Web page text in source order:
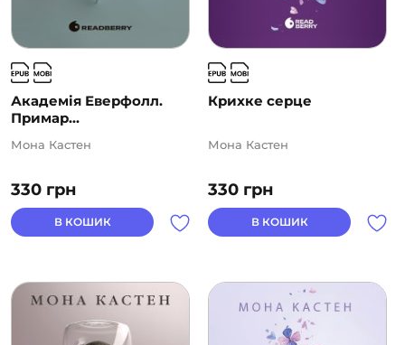
Академія Еверфолл.
Примар...
330 грн
Мона Кастен
В КОШИК
Крихке серце
330 грн
Мона Кастен
В КОШИК